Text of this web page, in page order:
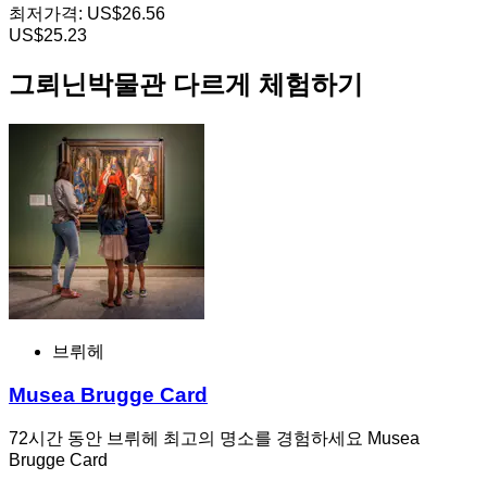
최저가격: US$26.56
US$25.23
그뢰닌박물관 다르게 체험하기
브뤼헤
Musea Brugge Card
72시간 동안 브뤼헤 최고의 명소를 경험하세요 Musea
Brugge Card